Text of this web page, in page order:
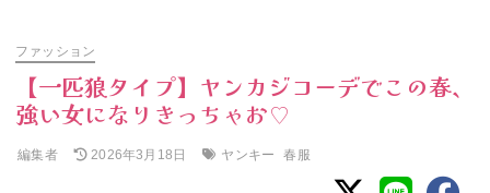
ファッション
【一匹狼タイプ】ヤンカジコーデでこの春、
強い女になりきっちゃお♡
編集者 2026年3月18日 ヤンキー 春服